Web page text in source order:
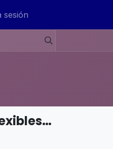
sesión
PUNTO DE VENTA - Funciones adicionales - Impuestos flexibles (posiciones fiscales)